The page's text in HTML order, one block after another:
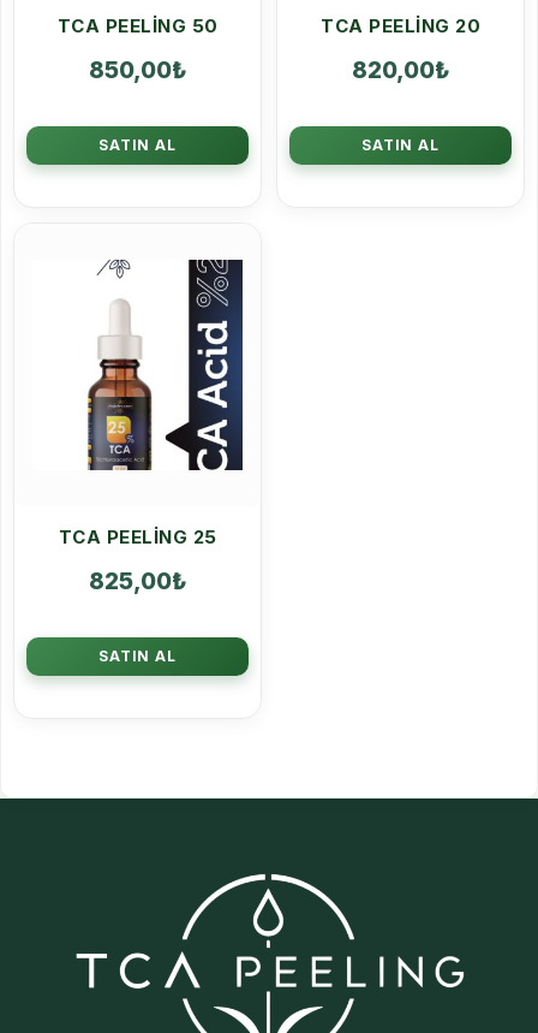
TCA PEELING 50
850,00₺
SATIN AL
TCA PEELING 20
820,00₺
SATIN AL
TCA PEELING 25
825,00₺
SATIN AL